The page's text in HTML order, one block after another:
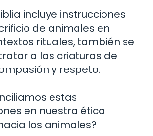
incluye instrucciones
de animales en
rituales, también se
a las criaturas de
y respeto.
estas
en nuestra ética
los animales?